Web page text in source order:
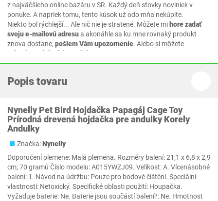
z najväčšieho online bazáru v SR. Každý deň stovky noviniek v
ponuke. A napriek tomu, tento kúsok už odo mňa nekúpite.
Niekto bol rýchlejší... Ale nič nie je stratené. Môžete mihore zadať
svoju e-mailovú adresua akonáhle sa ku mne rovnaký produkt
znova dostane, pošlem Vám upozornenie. Alebo si môžete
vybrať z podobných produktov.
Popis tovaru
Nynelly Pet Bird Hojdačka Papagáj Cage Toy
Prírodná drevená hojdačka pre andulky Korely
Andulky
Značka:Nynelly
Doporučení plemene: Malá plemena. Rozměry balení: 21,1 x 6,8 x 2,9
cm; 70 gramů Číslo modelu: A015YWZJ09. Velikost: A. Vícenásobné
balení: 1. Návod na údržbu: Pouze pro bodové čištění. Speciální
vlastnosti: Netoxický. Specifické oblasti použití: Houpačka.
Vyžaduje baterie: Ne. Baterie jsou součástí balení?: Ne. Hmotnost